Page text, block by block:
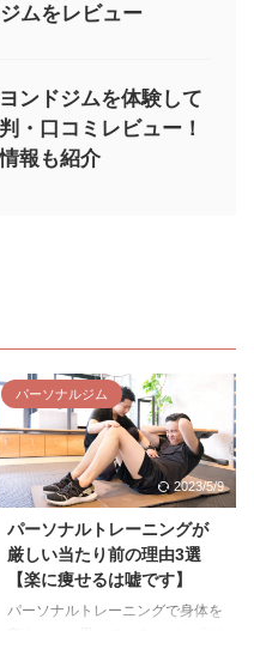
ムをレビュー
ヨンドジムを体験して
・口コミレビュー！
報も紹介
パーソナルジム
2023/5/9
パーソナルトレーニングが
厳しい当たり前の理由3選
【楽に痩せるは嘘です】
パーソナルトレーニングで身体を